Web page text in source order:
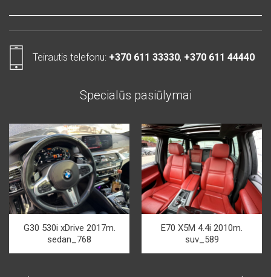
Teirautis telefonu: +370 611 33330, +370 611 44440
Specialūs pasiūlymai
G30 530i xDrive 2017m.
sedan_768
E70 X5M 4.4i 2010m.
suv_589